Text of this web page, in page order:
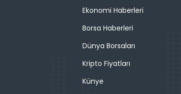
Ekonomi Haberleri
Borsa Haberleri
Dünya Borsaları
Kripto Fiyatları
Künye